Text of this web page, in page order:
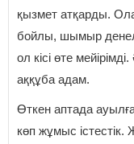
қызмет атқарды.
бойлы, шымыр
ол кісі өте
аққұба адам.
Өткен аптада
көп жұмыс